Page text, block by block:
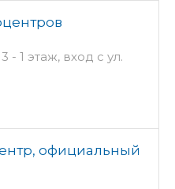
- 1 этаж, вход с ул.
официальный